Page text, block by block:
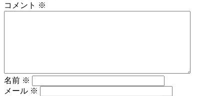
コメント ※
名前 ※
メール ※